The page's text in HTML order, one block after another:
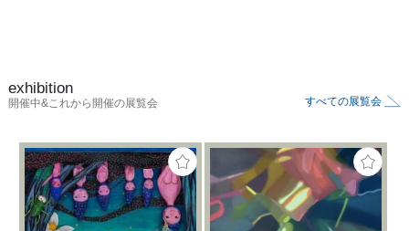
exhibition
開催中&これから開催の展覧会 すべての展覧会